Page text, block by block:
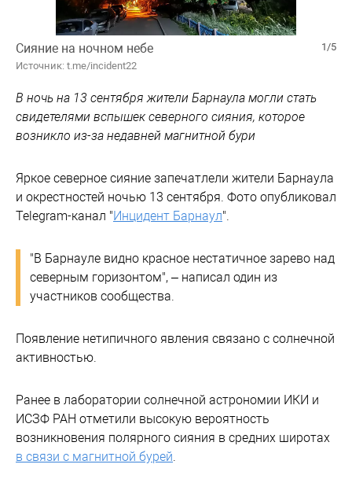
1/5
Сияние на ночном небе
Источник: t.me/incident22
В ночь на 13 сентября жители Барнаула могли стать
свидетелями вспышек северного сияния, которое
возникло из-за недавней магнитной бури
Яркое северное сияние запечатлели жители Барнаула
и окрестностей ночью 13 сентября. Фото опубликовал
Telegram-канал "Инцидент Барнаул".
"В Барнауле видно красное нестатичное зарево над
северным горизонтом", – написал один из
участников сообщества.
Появление нетипичного явления связано с солнечной
активностью.
Ранее в лаборатории солнечной астрономии ИКИ и
ИСЗФ РАН отметили высокую вероятность
возникновения полярного сияния в средних широтах
в связи с магнитной бурей.